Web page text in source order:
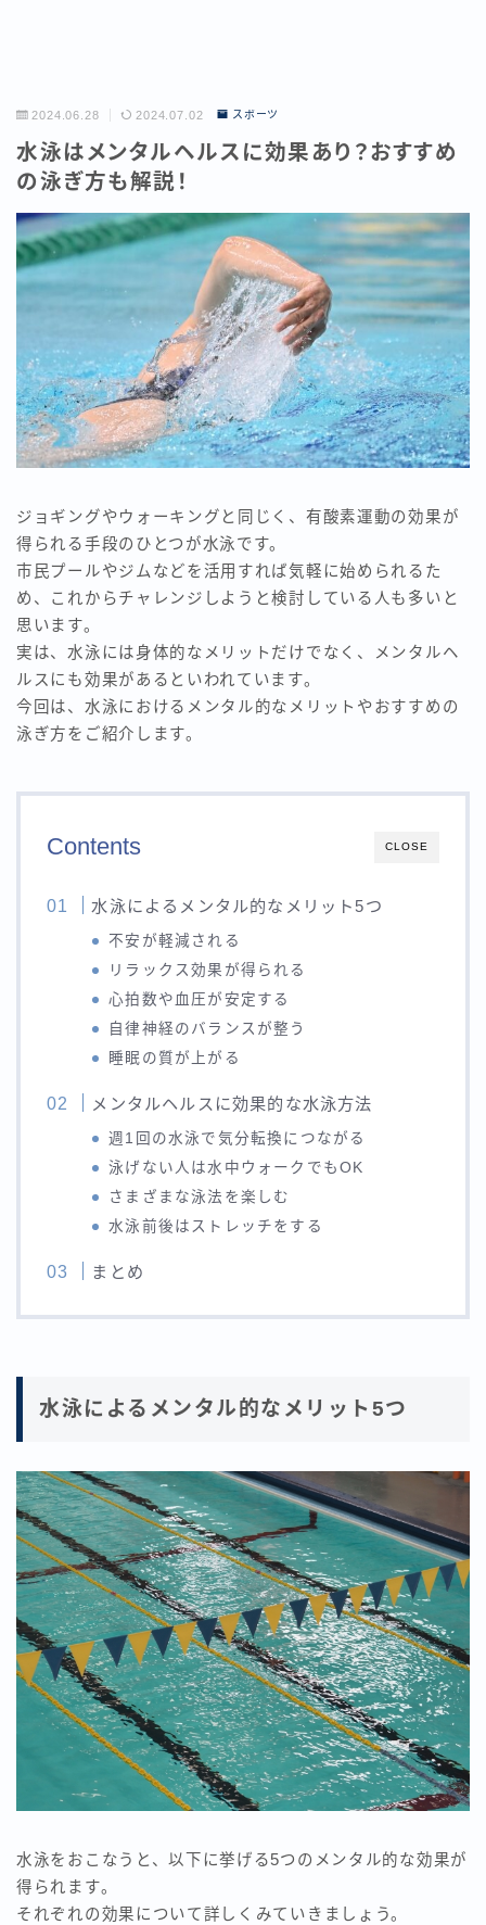
2024.06.28 2024.07.02 スポーツ
水泳はメンタルヘルスに効果あり？おすすめ
の泳ぎ方も解説！
ジョギングやウォーキングと同じく、有酸素運動の効果が
得られる手段のひとつが水泳です。
市民プールやジムなどを活用すれば気軽に始められるた
め、これからチャレンジしようと検討している人も多いと
思います。
実は、水泳には身体的なメリットだけでなく、メンタルヘ
ルスにも効果があるといわれています。
今回は、水泳におけるメンタル的なメリットやおすすめの
泳ぎ方をご紹介します。
CLOSE
Contents
水泳によるメンタル的なメリット5つ
不安が軽減される
リラックス効果が得られる
心拍数や血圧が安定する
自律神経のバランスが整う
睡眠の質が上がる
メンタルヘルスに効果的な水泳方法
週1回の水泳で気分転換につながる
泳げない人は水中ウォークでもOK
さまざまな泳法を楽しむ
水泳前後はストレッチをする
まとめ
水泳によるメンタル的なメリット5つ
水泳をおこなうと、以下に挙げる5つのメンタル的な効果が
得られます。
それぞれの効果について詳しくみていきましょう。